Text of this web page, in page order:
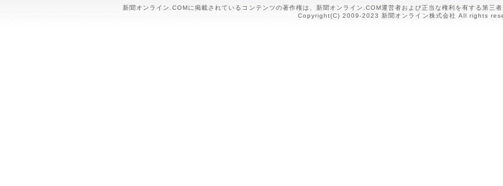
新聞オンライン.COMに掲載されているコンテンツの著作権は、新聞オンライン.COM運営者および正当な権利を有する第三
Copyright(C) 2009-2023 新聞オンライン株式会社 All rights